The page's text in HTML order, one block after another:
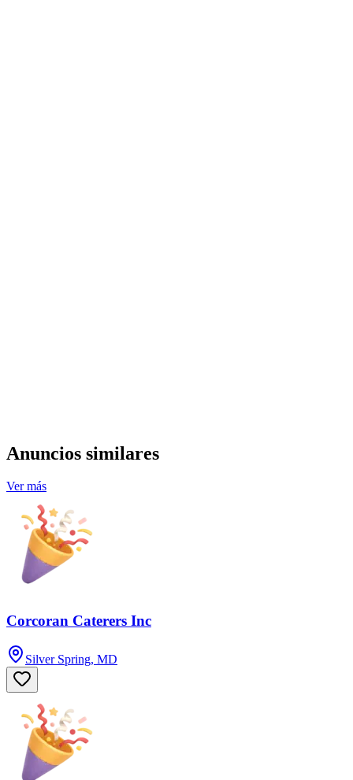
Anuncios similares
Ver más
Corcoran Caterers Inc
Silver Spring, MD